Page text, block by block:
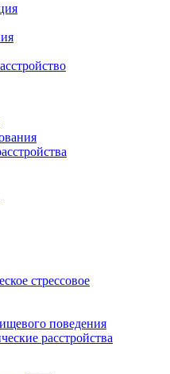
стрессовое
поведения
расстройства